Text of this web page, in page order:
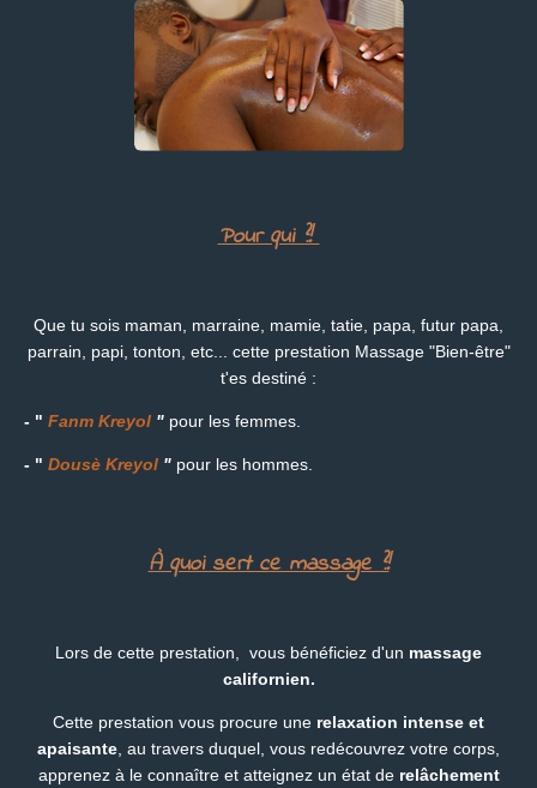
Pour qui ?!
Que tu sois maman, marraine, mamie, tatie, papa, futur papa,
parrain, papi, tonton, etc... cette prestation Massage "Bien-être"
t'es destiné :
- " Fanm Kreyol " pour les femmes.
- " Dousè Kreyol " pour les hommes.
À quoi sert ce massage ?!
Lors de cette prestation, vous bénéficiez d'un massage
californien.
Cette prestation vous procure une relaxation intense et
apaisante , au travers duquel, vous redécouvrez votre corps,
apprenez à le connaître et atteignez un état de relâchement